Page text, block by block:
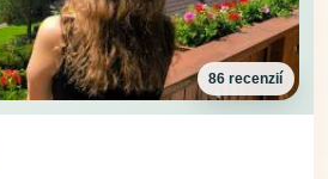
86 recenzií